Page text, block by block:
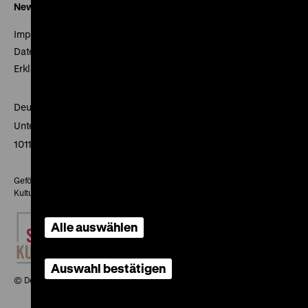
Newsletter
Impressum
Datenschutz
Erklärung digitale Barrierefreiheit
Deutsches Historisches Museum
Unter den Linden 2
10117 Berlin
Gefördert mit Mitteln des Beauftragten der Bundesregierung für
Kultur und Medien
© Deutsches Historisches Museum, 2026
Alle auswählen
Auswahl bestätigen